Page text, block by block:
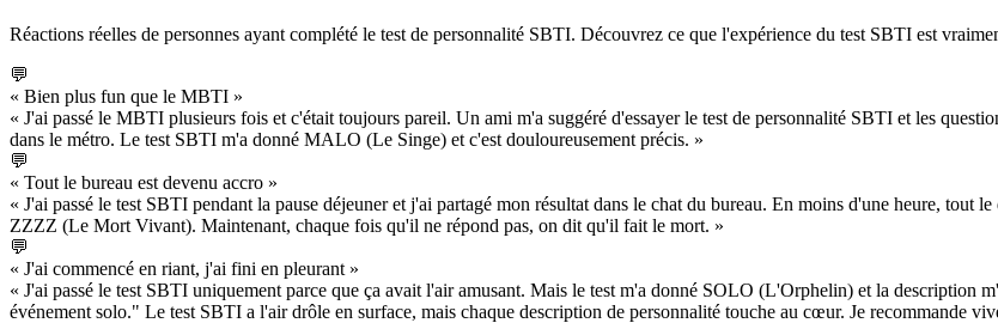
Réactions réelles de personnes ayant complété le test de personnalité SBTI. Découvrez ce que l'expérience du test SBTI est
💬
« Bien plus fun que le MBTI »
« J'ai passé le MBTI plusieurs fois et c'était toujours pareil. Un ami m'a suggéré d'essayer le test de personnalité SBTI et les
dans le métro. Le test SBTI m'a donné MALO (Le Singe) et c'est douloureusement précis. »
💬
« Tout le bureau est devenu accro »
« J'ai passé le test SBTI pendant la pause déjeuner et j'ai partagé mon résultat dans le chat du bureau. En moins d'une heure, tout
ZZZZ (Le Mort Vivant). Maintenant, chaque fois qu'il ne répond pas, on dit qu'il fait le mort. »
💬
« J'ai commencé en riant, j'ai fini en pleurant »
« J'ai passé le test SBTI uniquement parce que ça avait l'air amusant. Mais le test m'a donné SOLO (L'Orphelin) et la description
événement solo." Le test SBTI a l'air drôle en surface, mais chaque description de personnalité touche au cœur. Je recommande